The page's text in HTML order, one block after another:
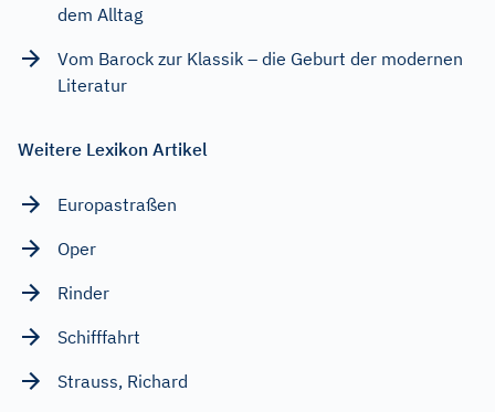
dem Alltag
Vom Barock zur Klassik – die Geburt der modernen
Literatur
Weitere Lexikon Artikel
Europastraßen
Oper
Rinder
Schifffahrt
Strauss, Richard